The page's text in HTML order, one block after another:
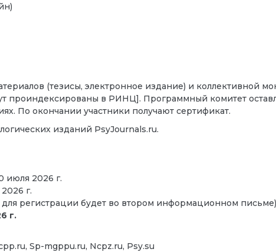
(тезисы, электронное издание) и коллективной
проиндексированы в РИНЦ]. Программный комитет
По окончании участники получают сертификат.
изданий PsyJournals.ru.
июля 2026 г.
г.
для регистрации будет во втором информационном
г.
Sp-mgppu.ru, Ncpz.ru, Psy.su